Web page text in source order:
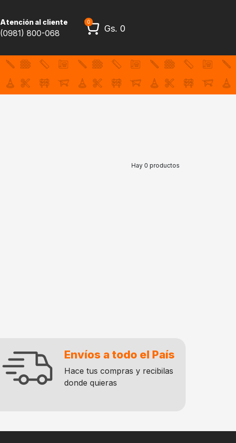
Atención al cliente
(0981) 800-068
0
Gs. 0
Hay 0 productos
Envíos a todo el País
Hace tus compras y recibilas
donde quieras